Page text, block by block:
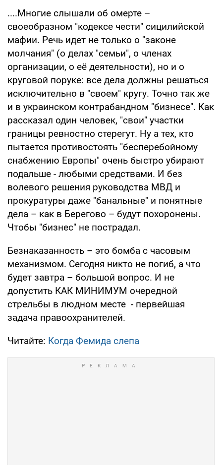
....Многие слышали об омерте –
своеобразном "кодексе чести" сицилийской
мафии. Речь идет не только о "законе
молчания" (о делах "семьи", о членах
организации, о её деятельности), но и о
круговой поруке: все дела должны решаться
исключительно в "своем" кругу. Точно так же
и в украинском контрабандном "бизнесе". Как
рассказал один человек, "свои" участки
границы ревностно стерегут. Ну а тех, кто
пытается противостоять "бесперебойному
снабжению Европы" очень быстро убирают
подальше - любыми средствами. И без
волевого решения руководства МВД и
прокуратуры даже "банальные" и понятные
дела – как в Берегово – будут похоронены.
Чтобы "бизнес" не пострадал.
Безнаказанность – это бомба с часовым
механизмом. Сегодня никто не погиб, а что
будет завтра – большой вопрос. И не
допустить КАК МИНИМУМ очередной
стрельбы в людном месте - первейшая
задача правоохранителей.
Читайте: Когда Фемида слепа